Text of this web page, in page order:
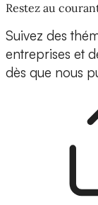
Restez au
Suivez des
entreprises et
dès que nous